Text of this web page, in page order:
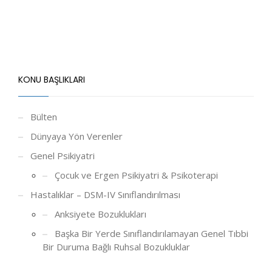
KONU BAŞLIKLARI
Bülten
Dünyaya Yön Verenler
Genel Psikiyatri
Çocuk ve Ergen Psikiyatri & Psikoterapi
Hastalıklar – DSM-IV Sınıflandırılması
Anksiyete Bozuklukları
Başka Bir Yerde Sınıflandırılamayan Genel Tıbbi
Bir Duruma Bağlı Ruhsal Bozukluklar